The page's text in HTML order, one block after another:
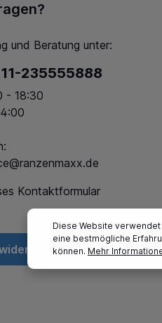
und Beratung unter:
235555888
- 18:30
Kontaktformular
Diese Website
eine bestmögliche
können. Mehr